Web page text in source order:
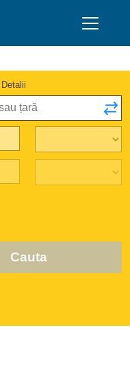
Cauta